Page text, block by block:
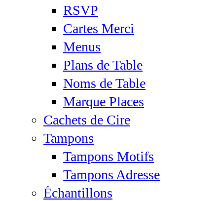
RSVP
Cartes Merci
Menus
Plans de Table
Noms de Table
Marque Places
Cachets de Cire
Tampons
Tampons Motifs
Tampons Adresse
Échantillons